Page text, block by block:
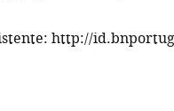
http://